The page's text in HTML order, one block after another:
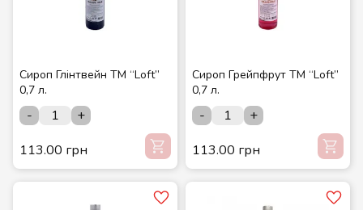
Сироп Глінтвейн ТМ “Loft”
0,7 л.
-
+
113.00 грн
Сироп Грейпфрут ТМ “Loft”
0,7 л.
-
+
113.00 грн